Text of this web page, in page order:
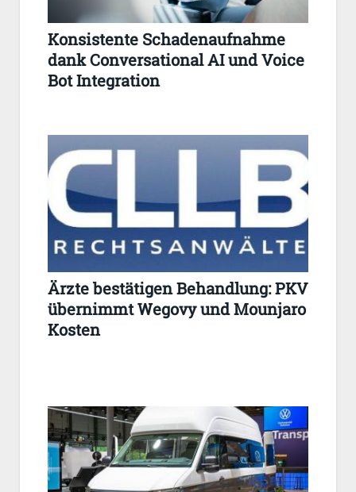
Konsistente Schadenaufnahme
dank Conversational AI und Voice
Bot Integration
Ärzte bestätigen Behandlung: PKV
übernimmt Wegovy und Mounjaro
Kosten